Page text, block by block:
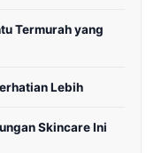
Termurah yang
Lebih
Skincare Ini